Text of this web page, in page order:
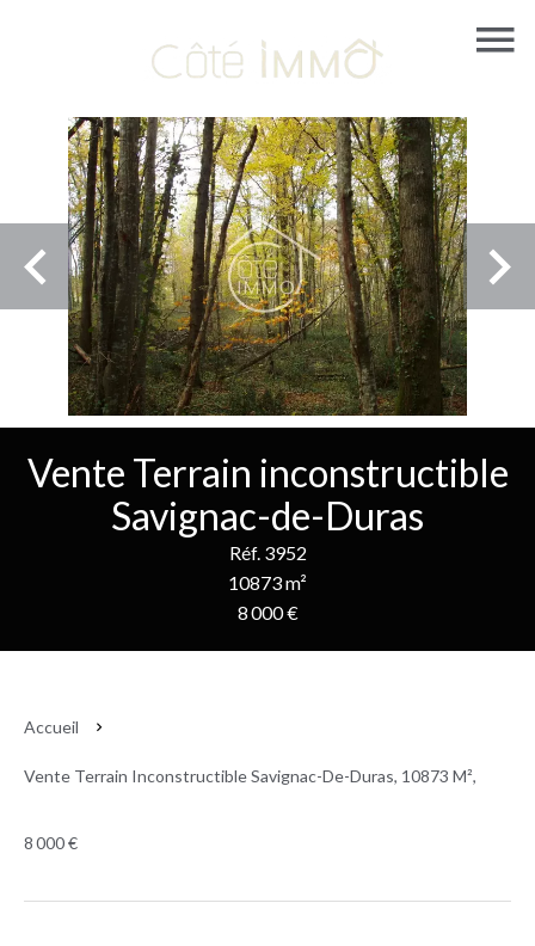
Vente Terrain inconstructible
Savignac-de-Duras
Réf. 3952
10873 m²
8 000 €
Accueil
Vente Terrain Inconstructible Savignac-De-Duras, 10873 M²,
8 000 €